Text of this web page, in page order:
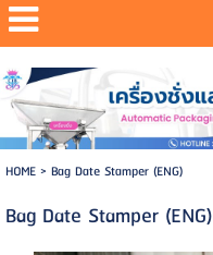
HOME> Bag Date Stamper (ENG)
Bag Date Stamper (ENG)